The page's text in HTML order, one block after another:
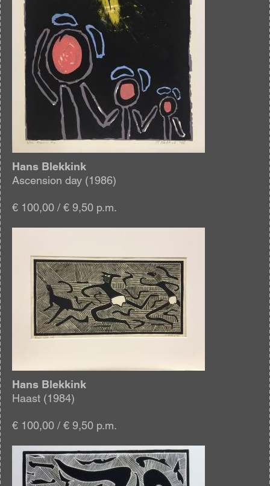
Hans Blekkink
Ascension day (1986)
€ 100,00 / € 9,50 p.m.
Hans Blekkink
Haast (1984)
€ 100,00 / € 9,50 p.m.
Afbeelding